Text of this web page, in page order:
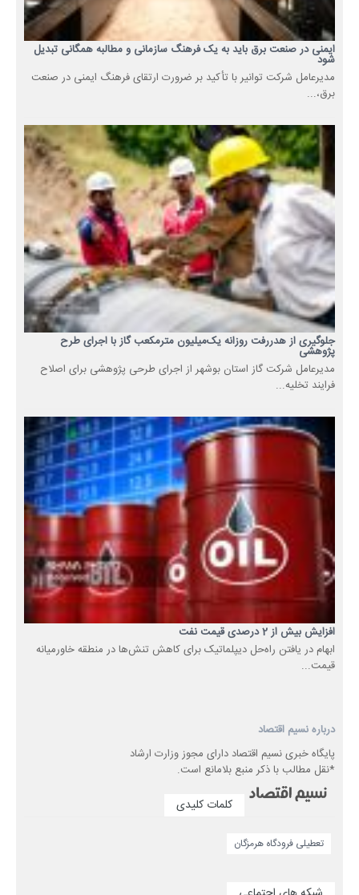
ایمنی در صنعت برق باید به یک فرهنگ سازمانی و مطالبه همگانی تبدیل
شود
مدیرعامل شرکت توانیر با تأکید بر ضرورت ارتقای فرهنگ ایمنی در صنعت
برق،...
جلوگیری از هدررفت روزانه یک‌میلیون مترمکعب گاز با اجرای طرح
پژوهشی
مدیرعامل شرکت گاز استان بوشهر از اجرای طرحی پژوهشی برای اصلاح
فرایند تخلیه...
افزایش بیش از 2 درصدی قیمت نفت
ابهام در یافتن راه‌حل‌ دیپلماتیک برای کاهش تنش‌ها در منطقه خاورمیانه
قیمت...
درباره نسیم اقتصاد
پایگاه خبری نسیم اقتصاد دارای مجوز وزارت ارشاد
*نقل مطالب با ذکر منبع بلامانع است.
کلمات کلیدی
تعطیلی فرودگاه هرمزگان